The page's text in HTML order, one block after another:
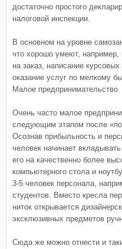
достаточно простого
налоговой инспекции.
В основном на уровне
что хорошо умеют,
на заказ, написание
оказание услуг по мелкому
Малое предпринимательство
Очень часто малое
следующим этапом после
Осознав прибыльность и
человек начинает
его на качественно более
компьютерного стола и
3-5 человек персонала,
студентов. Вместо кресла
ниток открывается
эксклюзивных предметов
Сюда же можно отнести и